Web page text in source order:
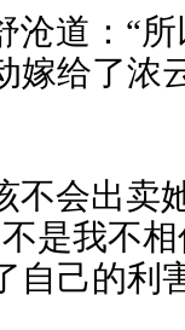
道：“
嫁给了浓
会出卖
是我不
自己的利